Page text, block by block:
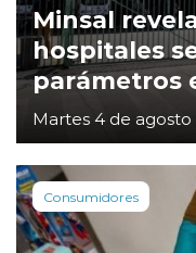
Minsal
hospitales
parámetros
Martes 4 de agosto
Consumidores